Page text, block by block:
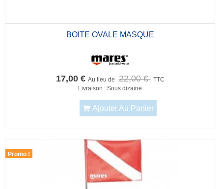
BOITE OVALE MASQUE
17,00 € Au lieu de 22,00 € TTC
Livraison : Sous dizaine
Ajouter Au Panier
Promo !